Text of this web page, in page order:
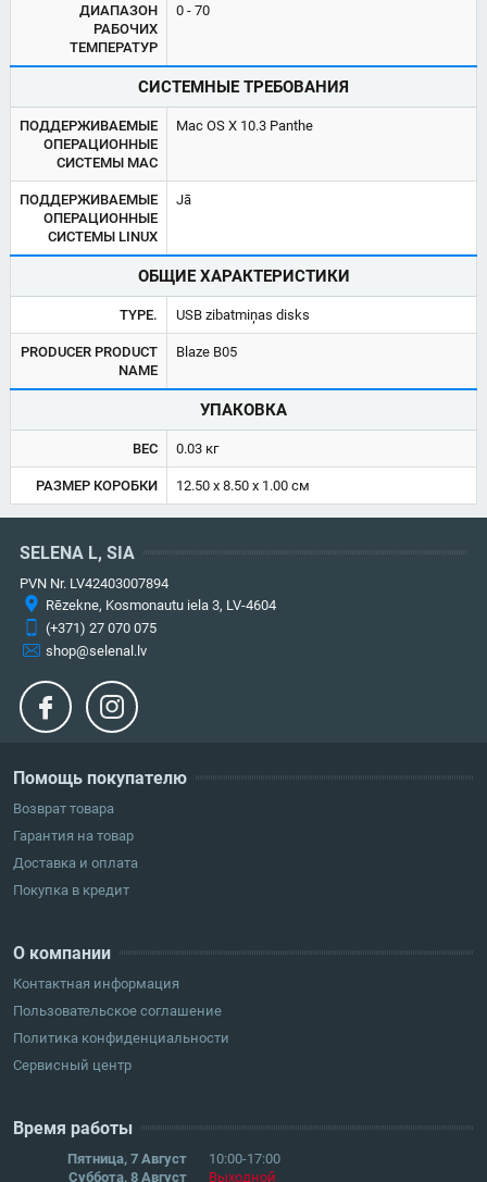
ДИАПАЗОН
РАБОЧИХ
ТЕМПЕРАТУР
0 - 70
СИСТЕМНЫЕ ТРЕБОВАНИЯ
ПОДДЕРЖИВАЕМЫЕ
ОПЕРАЦИОННЫЕ
СИСТЕМЫ MAC
Mac OS X 10.3 Panthe
ПОДДЕРЖИВАЕМЫЕ
ОПЕРАЦИОННЫЕ
СИСТЕМЫ LINUX
Jā
ОБЩИЕ ХАРАКТЕРИСТИКИ
TYPE. USB zibatmiņas disks
PRODUCER PRODUCT
NAME
Blaze B05
УПАКОВКА
ВЕС 0.03 кг
РАЗМЕР КОРОБКИ 12.50 x 8.50 x 1.00 см
Помощь покупателю
Возврат товара
Гарантия на товар
Доставка и оплата
Покупка в кредит
О компании
Контактная информация
Пользовательское соглашение
Политика конфиденциальности
Сервисный центр
Время работы
Пятница, 7 Август
10:00-17:00
Суббота, 8 Август
Выходной
SELENA L, SIA
PVN Nr. LV42403007894
Rēzekne, Kosmonautu iela 3, LV-4604
(+371) 27 070 075
shop@selenal.lv